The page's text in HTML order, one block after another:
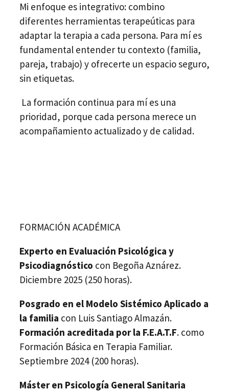
Mi enfoque es integrativo: combino
diferentes herramientas terapeúticas para
adaptar la terapia a cada persona. Para mí es
fundamental entender tu contexto (familia,
pareja, trabajo) y ofrecerte un espacio seguro,
sin etiquetas.
La formación continua para mí es una
prioridad, porque cada persona merece un
acompañamiento actualizado y de calidad.
FORMACIÓN ACADÉMICA
Experto en Evaluación Psicológica y
Psicodiagnóstico con Begoña Aznárez.
Diciembre 2025 (250 horas).
Posgrado en el Modelo Sistémico Aplicado a
la familia con Luis Santiago Almazán.
Formación acreditada por la F.E.A.T.F. como
Formación Básica en Terapia Familiar.
Septiembre 2024 (200 horas).
Máster en Psicología General Sanitaria